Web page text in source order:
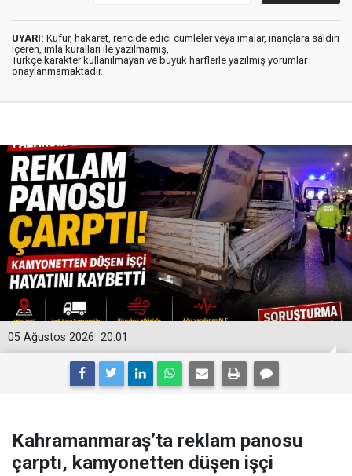
UYARI: Küfür, hakaret, rencide edici cümleler veya imalar, inançlara saldırı
içeren, imla kuralları ile yazılmamış,
Türkçe karakter kullanılmayan ve büyük harflerle yazılmış yorumlar
onaylanmamaktadır.
20:01
05 Ağustos 2026
Kahramanmaraş’ta reklam panosu
çarptı, kamyonetten düşen işçi